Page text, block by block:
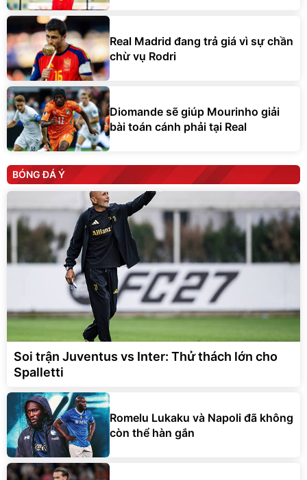
Real Madrid đang trả giá vì sự chần
chừ vụ Rodri
Diomande sẽ giúp Mourinho giải
bài toán cánh phải tại Real
BÓNG ĐÁ Ý
Soi trận Juventus vs Inter: Thử thách lớn cho
Spalletti
Romelu Lukaku và Napoli đã không
còn thể hàn gắn